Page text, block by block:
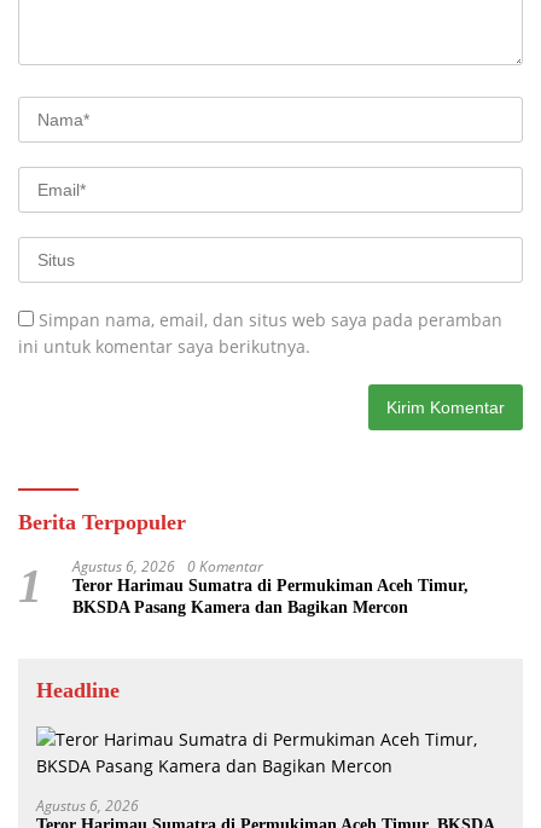
Simpan nama, email, dan situs web saya pada peramban
ini untuk komentar saya berikutnya.
Berita Terpopuler
1 Agustus 6, 2026 0 Komentar
Teror Harimau Sumatra di Permukiman Aceh Timur,
BKSDA Pasang Kamera dan Bagikan Mercon
Headline
Agustus 6, 2026